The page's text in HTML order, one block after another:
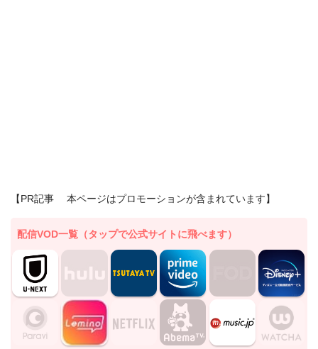
【PR記事 本ページはプロモーションが含まれています】
配信VOD一覧（タップで公式サイトに飛べます）